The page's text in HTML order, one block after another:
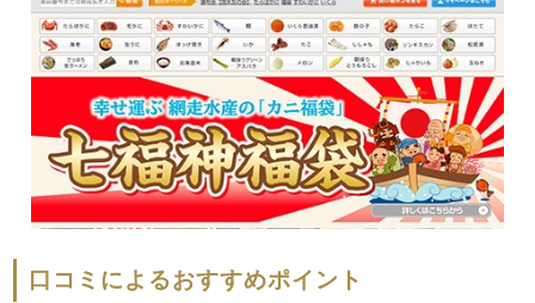
口コミによるおすすめポイント